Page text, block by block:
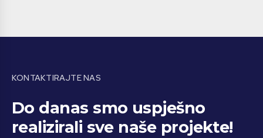
KONTAKTIRAJTE NAS
Do danas smo uspješno
realizirali sve naše projekte!